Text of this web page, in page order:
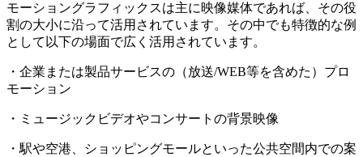
モーショングラフィックスは主に映像媒体であれば、その役
割の大小に沿って活用されています。その中でも特徴的な例
として以下の場面で広く活用されています。
・企業または製品サービスの（放送/WEB等を含めた）プロ
モーション
・ミュージックビデオやコンサートの背景映像
・駅や空港、ショッピングモールといった公共空間内での案